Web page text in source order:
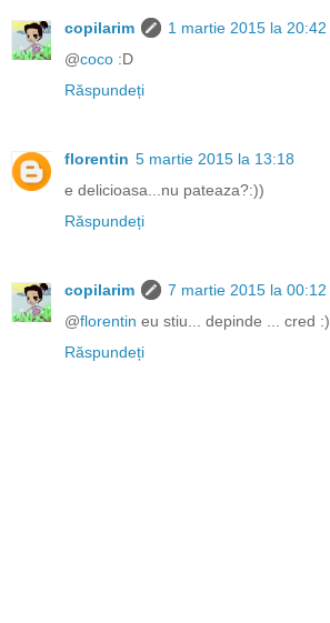
copilarim
1 martie 2015 la 20:42
@coco :D
Răspundeți
florentin 5 martie 2015 la 13:18
e delicioasa...nu pateaza?:))
Răspundeți
copilarim
7 martie 2015 la 00:12
@florentin eu stiu... depinde ... cred :)
Răspundeți